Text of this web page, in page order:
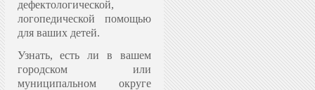
дефектологической,
логопедической помощью
для ваших детей.
Узнать, есть ли в вашем
городском или
муниципальном округе